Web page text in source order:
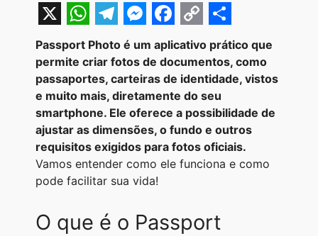
X W
h
a
t
s
A
p
p
T
e
l
e
g
r
a
m
M
e
s
s
e
n
g
e
r
F
a
c
e
b
o
o
k
C
o
p
y
L
i
n
S
h
a
r
e
Passport Photo é um aplicativo prático que
permite criar fotos de documentos, como
passaportes, carteiras de identidade, vistos
e muito mais, diretamente do seu
smartphone. Ele oferece a possibilidade de
ajustar as dimensões, o fundo e outros
requisitos exigidos para fotos oficiais.
Vamos entender como ele funciona e como
pode facilitar sua vida!
O que é o Passport